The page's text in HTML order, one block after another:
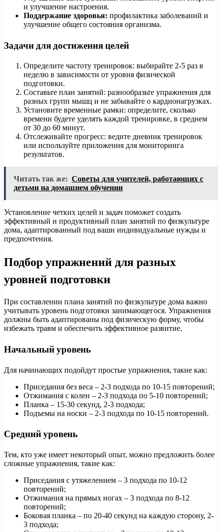
и улучшение настроения.
Поддержание здоровья: профилактика заболеваний и
улучшение общего состояния организма.
Задачи для достижения целей
Определите частоту тренировок: выбирайте 2-5 раз в
неделю в зависимости от уровня физической
подготовки.
Составьте план занятий: разнообразьте упражнения для
разных групп мышц и не забывайте о кардионагрузках.
Установите временные рамки: определите, сколько
времени будете уделять каждой тренировке, в среднем
от 30 до 60 минут.
Отслеживайте прогресс: ведите дневник тренировок
или используйте приложения для мониторинга
результатов.
Читать так же: Советы для учителей, работающих с
детьми на домашнем обучении
Установление четких целей и задач поможет создать
эффективный и продуктивный план занятий по физкультуре
дома, адаптированный под ваши индивидуальные нужды и
предпочтения.
Подбор упражнений для разных
уровней подготовки
При составлении плана занятий по физкультуре дома важно
учитывать уровень подготовки занимающегося. Упражнения
должны быть адаптированы под физическую форму, чтобы
избежать травм и обеспечить эффективное развитие.
Начальный уровень
Для начинающих подойдут простые упражнения, такие как:
Приседания без веса – 2-3 подхода по 10-15 повторений;
Отжимания с колен – 2-3 подхода по 5-10 повторений;
Планка – 15-30 секунд, 2-3 подхода;
Подъемы на носки – 2-3 подхода по 10-15 повторений.
Средний уровень
Тем, кто уже имеет некоторый опыт, можно предложить более
сложные упражнения, такие как:
Приседания с утяжелением – 3 подхода по 10-12
повторений;
Отжимания на прямых ногах – 3 подхода по 8-12
повторений;
Боковая планка – по 20-40 секунд на каждую сторону, 2-
3 подхода;